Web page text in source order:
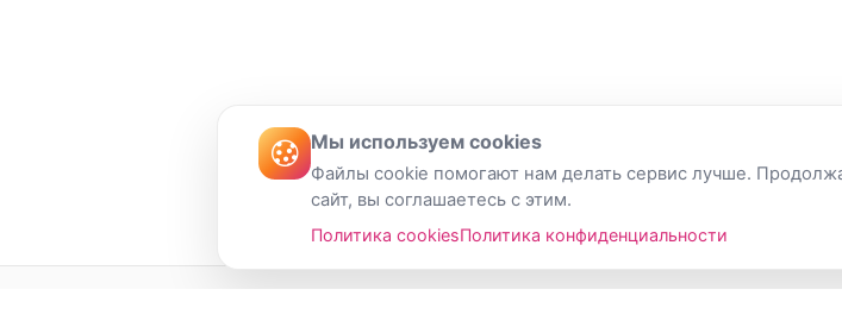
Мы используем cookies
Файлы cookie помогают нам делать сервис лучше.
сайт, вы соглашаетесь с этим.
Политика cookiesПолитика конфиденциальности